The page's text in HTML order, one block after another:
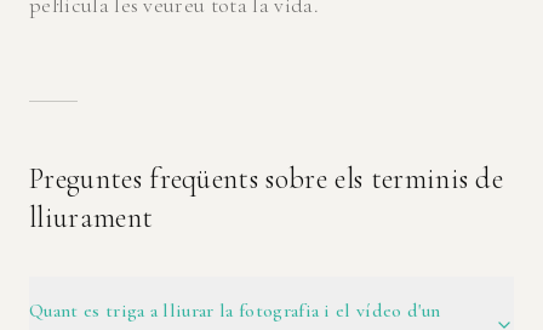
pel·lícula les veureu tota la vida.
Preguntes freqüents sobre els terminis de
lliurament
Quant es triga a lliurar la fotografia i el vídeo d'un